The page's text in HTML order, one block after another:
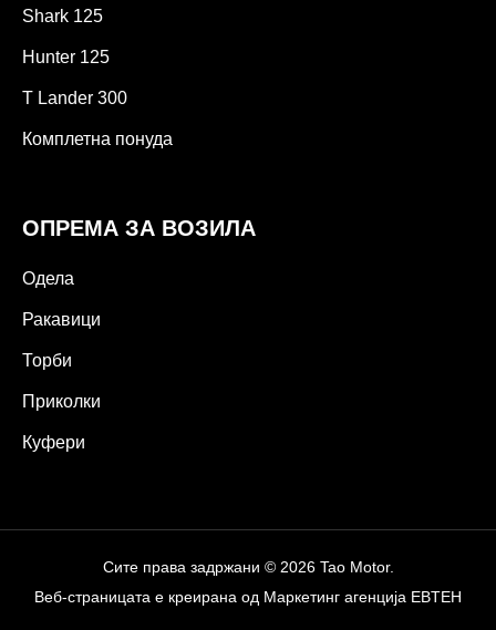
Shark 125
Hunter 125
T Lander 300
Комплетна понуда
ОПРЕМА ЗА ВОЗИЛА
Одела
Ракавици
Торби
Приколки
Куфери
Сите права задржани © 2026 Tao Motor.
Веб-страницата е креирана од Маркетинг агенција EBTEH